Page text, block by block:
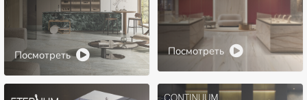
Посмотреть Посмотреть